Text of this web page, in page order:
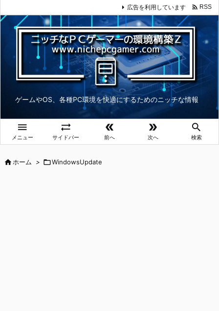
ゲームやOS、各種PC環境を快適にするためのニッチな情報

メニュー

サイドバー

前へ

次へ

検索
広告を利用しています  RSS
ホーム > WindowsUpdate